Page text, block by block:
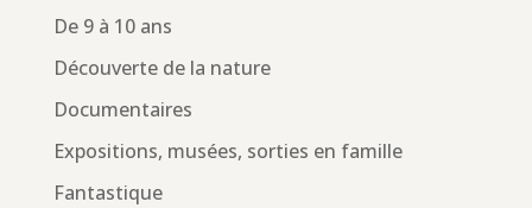
De 9 à 10 ans
Découverte de la nature
Documentaires
Expositions, musées, sorties en famille
Fantastique